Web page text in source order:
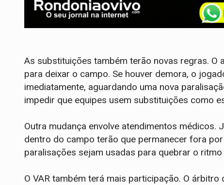
As substituições também terão novas regras.
para deixar o campo. Se houver demora, o
imediatamente, aguardando uma nova
impedir que equipes usem substituições como
Outra mudança envolve atendimentos médicos.
dentro do campo terão que permanecer fora
paralisações sejam usadas para quebrar o
O VAR também terá mais participação. O